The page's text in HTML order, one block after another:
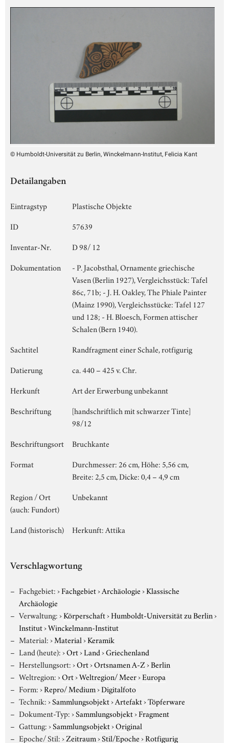
© Humboldt-Universität zu Berlin, Winckelmann-Institut, Felicia Kant
Detailangaben
Eintragstyp
Plastische Objekte
ID
57639
Inventar-Nr.
D 98/ 12
Dokumentation
- P. Jacobsthal, Ornamente griechische
Vasen (Berlin 1927), Vergleichsstück: Tafel
86c, 71b; - J. H. Oakley, The Phiale Painter
(Mainz 1990), Vergleichsstücke: Tafel 127
und 128; - H. Bloesch, Formen attischer
Schalen (Bern 1940).
Sachtitel
Randfragment einer Schale, rotfigurig
Datierung
ca. 440 – 425 v. Chr.
Herkunft
Art der Erwerbung unbekannt
Beschriftung
[handschriftlich mit schwarzer Tinte]
98/12
Beschriftungsort
Bruchkante
Format
Durchmesser: 26 cm, Höhe: 5,56 cm,
Breite: 2,5 cm, Dicke: 0,4 – 4,9 cm
Region / Ort
(auch: Fundort)
Unbekannt
Land (historisch) Herkunft: Attika
Verschlagwortung
Fachgebiet:›Fachgebiet›Archäologie›Klassische
Archäologie
Verwaltung:›Körperschaft›Humboldt-Universität zu Berlin›
Institut›Winckelmann-Institut
Material:›Material›Keramik
Land (heute):›Ort›Land›Griechenland
Herstellungsort:›Ort›Ortsnamen A-Z›Berlin
Weltregion:›Ort›Weltregion/ Meer›Europa
Form:›Repro/ Medium›Digitalfoto
Technik:›Sammlungsobjekt›Artefakt›Töpferware
Dokument-Typ:›Sammlungsobjekt›Fragment
Gattung:›Sammlungsobjekt›Original
Epoche/ Stil:›Zeitraum›Stil/Epoche›Rotfigurig